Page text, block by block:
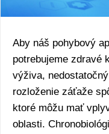
Aby náš pohybový
potrebujeme zdravé
výživa,
rozloženie záťaže
ktoré môžu mať
oblasti.